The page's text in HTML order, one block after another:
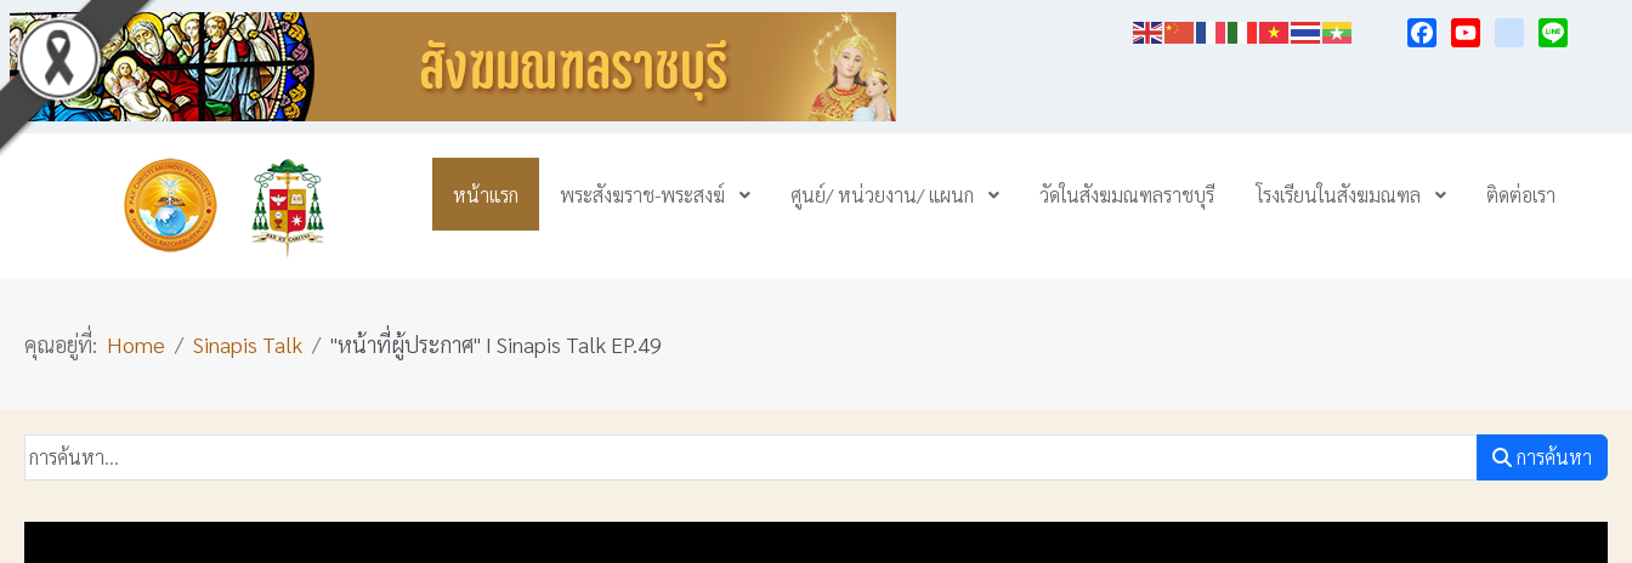
หน้าแรก พระสังฆราช-พระสงฆ์ ศูนย์/ หน่วยงาน/ แผนก วัดในสังฆมณฑลราชบุรี โรงเรียนในสังฆมณฑล ติดต่อเรา
คุณอยู่ที่: Home Sinapis Talk "หน้าที่ผู้ประกาศ" I Sinapis Talk EP.49
การค้นหา